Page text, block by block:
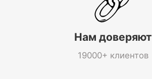
Нам доверяют
19000+ клиентов